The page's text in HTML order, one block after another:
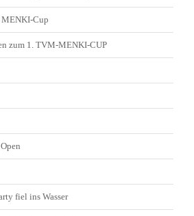
MENKI-Cup
zum 1. TVM-MENKI-CUP
fiel ins Wasser